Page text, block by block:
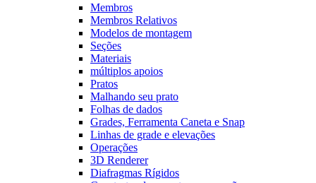
Membros
Membros Relativos
Modelos de montagem
Seções
Materiais
múltiplos apoios
Pratos
Malhando seu prato
Folhas de dados
Grades, Ferramenta Caneta e Snap
Linhas de grade e elevações
Operações
3D Renderer
Diafragmas Rígidos